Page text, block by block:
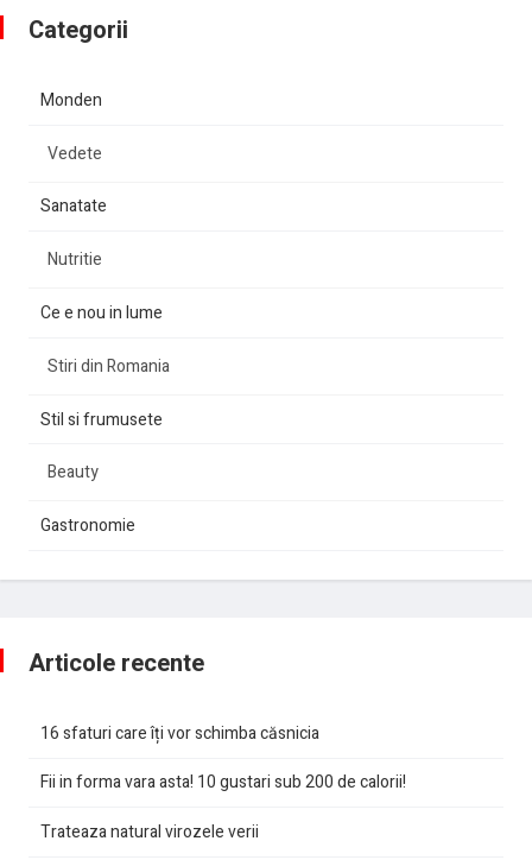
Categorii
Monden
Vedete
Sanatate
Nutritie
Ce e nou in lume
Stiri din Romania
Stil si frumusete
Beauty
Gastronomie
Articole recente
16 sfaturi care îți vor schimba căsnicia
Fii in forma vara asta! 10 gustari sub 200 de calorii!
Trateaza natural virozele verii